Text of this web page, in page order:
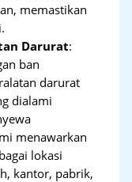
memastikan
Darurat:
ban
darurat
dialami
menawarkan
lokasi
kantor, pabrik,